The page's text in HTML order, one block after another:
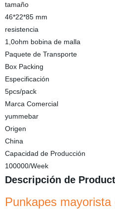
tamaño
46*22*85 mm
resistencia
1,0ohm bobina de malla
Paquete de Transporte
Box Packing
Especificación
5pcs/pack
Marca Comercial
yummebar
Origen
China
Capacidad de Producción
100000/Week
Descripción de
Punkapes